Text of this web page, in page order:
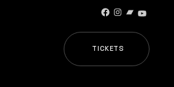
Facebook
Instagram
Bandcamp
TICKETS